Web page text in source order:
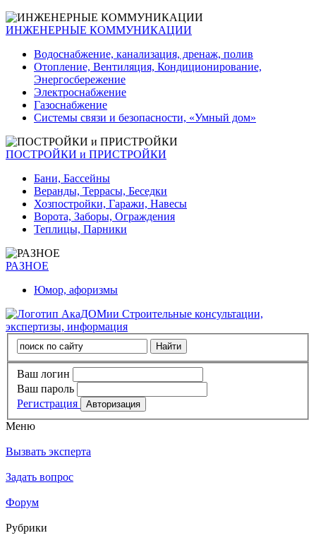
ИНЖЕНЕРНЫЕ КОММУНИКАЦИИ
Водоснабжение, канализация, дренаж, полив
Отопление, Вентиляция, Кондиционирование,
Энергосбережение
Электроснабжение
Газоснабжение
Системы связи и безопасности, «Умный дом»
ПОСТРОЙКИ и ПРИСТРОЙКИ
Бани, Бассейны
Веранды, Террасы, Беседки
Хозпостройки, Гаражи, Навесы
Ворота, Заборы, Ограждения
Теплицы, Парники
РАЗНОЕ
Юмор, афоризмы
Строительные консультации,
экспертизы, информация
Ваш логин
Ваш пароль
Регистрация
Меню
Вызвать эксперта
Задать вопрос
Форум
Рубрики